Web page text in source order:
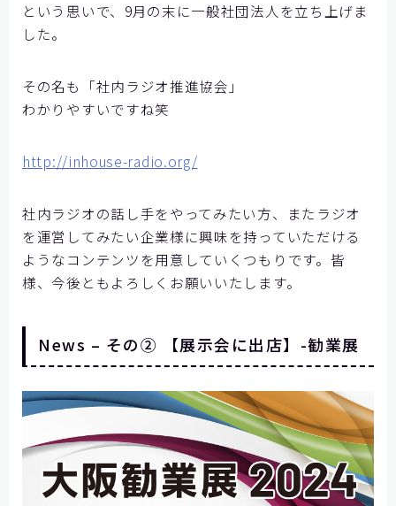
という思いで、9月の末に一般社団法人を立ち上げま
した。
その名も「社内ラジオ推進協会」
わかりやすいですね笑
http://inhouse-radio.org/
社内ラジオの話し手をやってみたい方、またラジオ
を運営してみたい企業様に興味を持っていただける
ようなコンテンツを用意していくつもりです。皆
様、今後ともよろしくお願いいたします。
News – その② 【展示会に出店】-勧業展